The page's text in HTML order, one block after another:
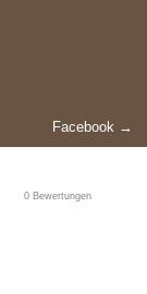
Facebook →
0 Bewertungen